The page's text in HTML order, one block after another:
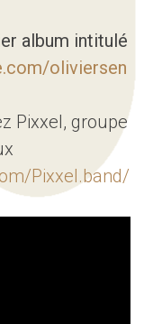
album intitulé
oliviersen
Pixxel, groupe
Pixxel.band/